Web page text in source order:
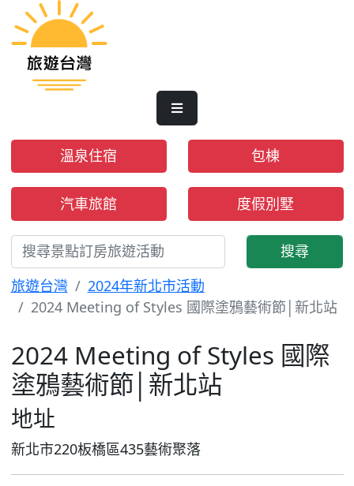
溫泉住宿 包棟
汽車旅館 度假別墅
搜尋
旅遊台灣
2024年新北市活動
2024 Meeting of Styles 國際塗鴉藝術節│新北站
2024 Meeting of Styles 國際
塗鴉藝術節│新北站
地址
新北市220板橋區435藝術聚落